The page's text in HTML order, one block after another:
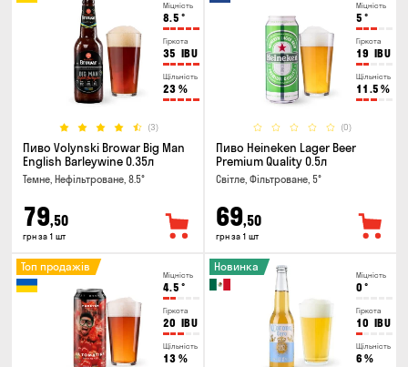
Міцність
8.5 °
Гіркота
35 IBU
Щільність
23 %
(3)
Пиво Volynski Browar Big Man
English Barleywine 0.35л
Темне, Нефільтроване, 8.5°
79,50
грн за 1 шт
Міцність
5 °
Гіркота
19 IBU
Щільність
11.5 %
(0)
Пиво Heineken Lager Beer
Premium Quality 0.5л
Світле, Фільтроване, 5°
69,50
грн за 1 шт
Міцність
4.5 °
Гіркота
20 IBU
Щільність
13 %
Топ продажів
Міцність
0 °
Гіркота
10 IBU
Щільність
6 %
Новинка